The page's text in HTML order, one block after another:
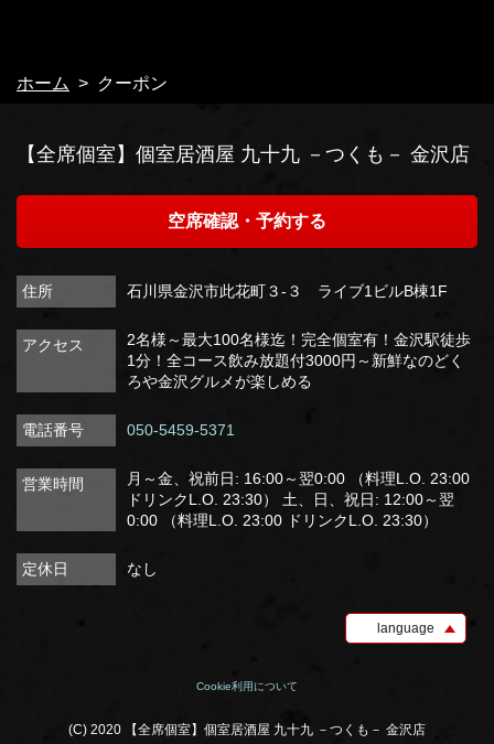
ホーム クーポン
【全席個室】個室居酒屋 九十九 －つくも－ 金沢店
空席確認・予約する
住所 石川県金沢市此花町３-３ ライブ1ビルB棟1F
アクセス
2名様～最大100名様迄！完全個室有！金沢駅徒歩
1分！全コース飲み放題付3000円～新鮮なのどく
ろや金沢グルメが楽しめる
電話番号 050-5459-5371
営業時間
月～金、祝前日: 16:00～翌0:00 （料理L.O. 23:00
ドリンクL.O. 23:30） 土、日、祝日: 12:00～翌
0:00 （料理L.O. 23:00 ドリンクL.O. 23:30）
定休日 なし
language
Cookie利用について
(C) 2020 【全席個室】個室居酒屋 九十九 －つくも－ 金沢店